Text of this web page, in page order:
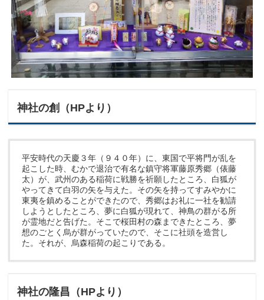
神社の創（HPより）
平安時代の天慶３年（９４０年）に、東国で平将門が乱を
起こした時、むかで退治で有名な鎮守将軍藤原秀郷（俵藤
太）が、武州のある稲荷に戦勝を祈願したところ、白狐が
やってきて白羽の矢を与えた。その矢を持ってすみやかに
東夷を鎮めることができたので、秀郷はお礼に一社を勧請
しようとしたところ、夢に白狐が現れて、神鳥の群がる所
が霊地だと告げた。そこで桜田村の森まできたところ、夢
想のごとく烏が群がっていたので、そこに社頭を造営し
た。それが、烏森稲荷の起こりである。
神社の隆昌（HPより）